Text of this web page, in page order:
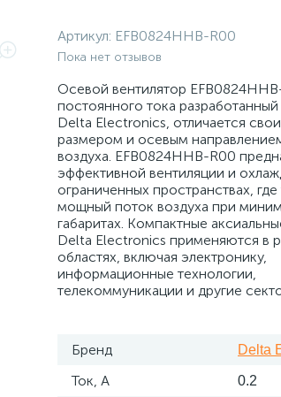
Артикул: EFB0824HHB-R00
Пока нет отзывов
Осевой вентилятор
постоянного тока
Delta Electronics, отличается
размером и осевым
воздуха. EFB0824HHB-R00
эффективной вентиляции и
ограниченных пространствах, где
мощный поток воздуха при
габаритах. Компактные
Delta Electronics применяются в
областях, включая электронику,
информационные технологии,
телекоммуникации и другие
Бренд Delta
Ток, А 0.2